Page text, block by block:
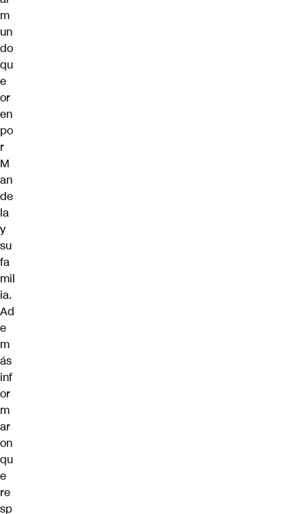
m
un
do
qu
e
or
en
po
r
M
an
de
la
y
su
fa
mil
ia.
Ad
e
m
ás
inf
or
m
ar
on
qu
e
re
sp